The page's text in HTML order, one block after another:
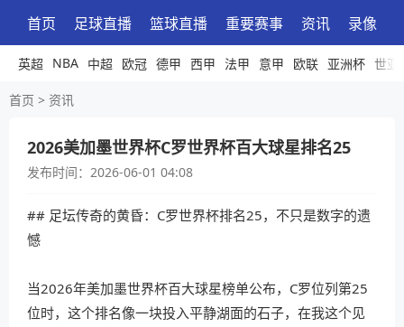
首页 足球直播 篮球直播 重要赛事 资讯 录像
英超 NBA 中超 欧冠 德甲 西甲 法甲 意甲 欧联 亚洲杯 世亚
首页 > 资讯
2026美加墨世界杯C罗世界杯百大球星排名25
发布时间： 2026-06-01 04:08
## 足坛传奇的黄昏：C罗世界杯排名25，不只是数字的遗
憾
当2026年美加墨世界杯百大球星榜单公布，C罗位列第25
位时，这个排名像一块投入平静湖面的石子，在我这个见